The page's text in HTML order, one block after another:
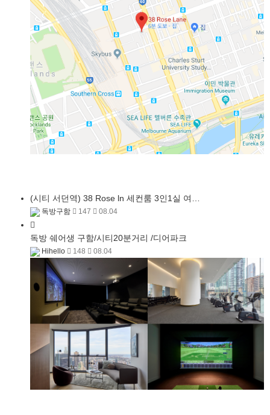
(시티 서던역) 38 Rose ln 세컨룸 3인1실 여…
독방구함 147 08.04
독방 쉐어생 구함/시티20분거리 /디어파크
Hihello 148 08.04